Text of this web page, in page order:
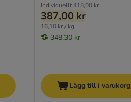
Individuellt418,00 kr
387,00 kr
16,10 kr / kg
348,30 kr
Lägg till i varukorg